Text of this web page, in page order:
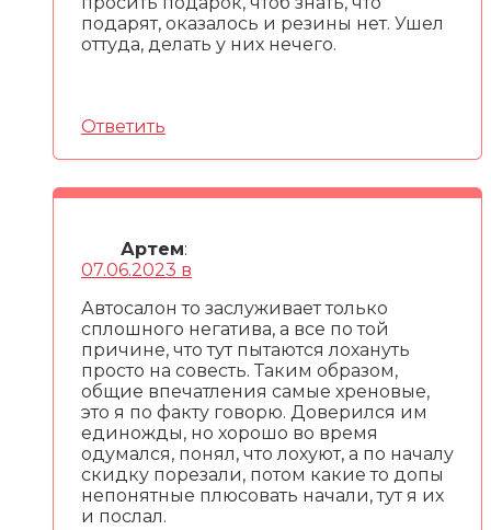
подарят, оказалось и резины нет. Ушел
оттуда, делать у них нечего.
Ответить
Артем:
07.06.2023 в
Автосалон то заслуживает только
сплошного негатива, а все по той
причине, что тут пытаются лохануть
просто на совесть. Таким образом,
общие впечатления самые хреновые,
это я по факту говорю. Доверился им
единожды, но хорошо во время
одумался, понял, что лохуют, а по началу
скидку порезали, потом какие то допы
непонятные плюсовать начали, тут я их
и послал.